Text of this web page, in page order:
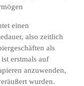
einen
also zeitlich
als
erstmals auf
anzuwenden,
wurden.